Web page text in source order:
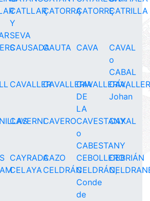
CATLLAR
Y
SEVA
ÇATORRAÇATORREÇATRILLA
CAUSADACAUTA CAVA
CAVAL
o
CABAL
CAVALLERCAVALLERIACAVALLERÍA,
DE
LA
Johan
CAVERNICAVEROCAVESTANY
o
CABESTANY
CAXAL
CAYRADACAZO CEBOLLEROCEBRIÁN
CELAYACELDRÁNCELDRÁN,
Conde
de